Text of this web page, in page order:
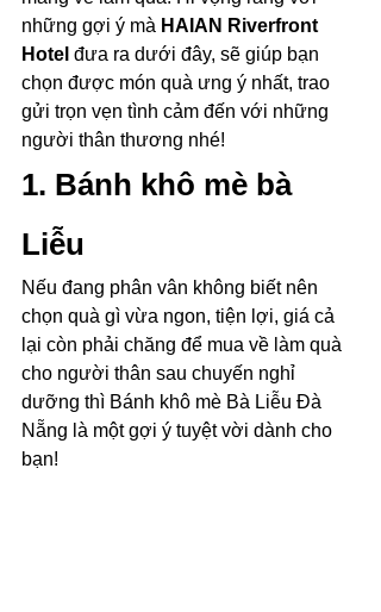
những gợi ý mà HAIAN Riverfront
Hotel đưa ra dưới đây, sẽ giúp bạn
chọn được món quà ưng ý nhất, trao
gửi trọn vẹn tình cảm đến với những
người thân thương nhé!
1. Bánh khô mè bà
Liễu
Nếu đang phân vân không biết nên
chọn quà gì vừa ngon, tiện lợi, giá cả
lại còn phải chăng để mua về làm quà
cho người thân sau chuyến nghỉ
dưỡng thì Bánh khô mè Bà Liễu Đà
Nẵng là một gợi ý tuyệt vời dành cho
bạn!